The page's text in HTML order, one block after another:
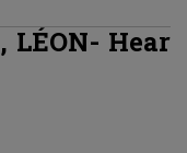
, LÉON- Hear